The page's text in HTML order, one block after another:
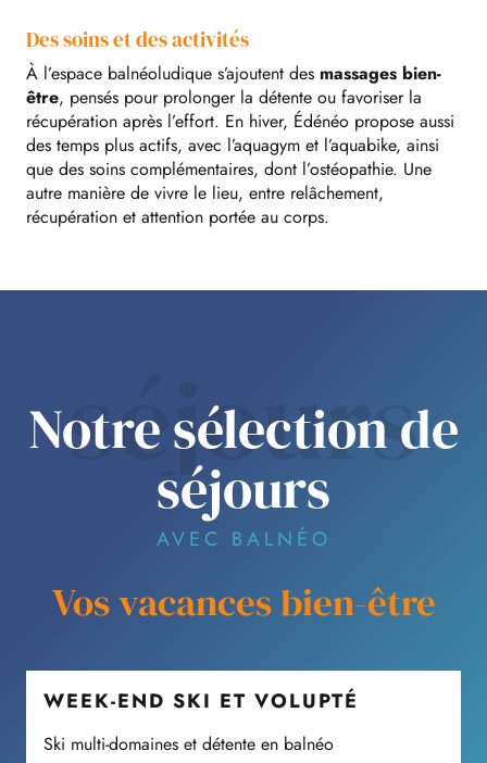
Des soins et des activités
À l’espace balnéoludique s’ajoutent des massages bien-
être, pensés pour prolonger la détente ou favoriser la
récupération après l’effort. En hiver, Édénéo propose aussi
des temps plus actifs, avec l’aquagym et l’aquabike, ainsi
que des soins complémentaires, dont l’ostéopathie. Une
autre manière de vivre le lieu, entre relâchement,
récupération et attention portée au corps.
séjours
Notre sélection de
séjours
AVEC BALNÉO
Vos vacances bien-être
WEEK-END SKI ET VOLUPTÉ
Ski multi-domaines et détente en balnéo